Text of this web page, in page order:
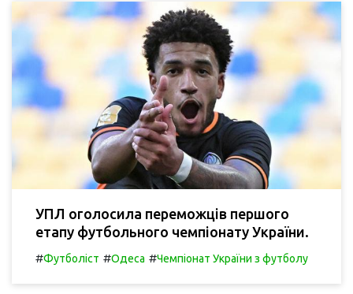
УПЛ оголосила переможців першого
етапу футбольного чемпіонату України.
#Футболіст #Одеса #Чемпіонат України з футболу